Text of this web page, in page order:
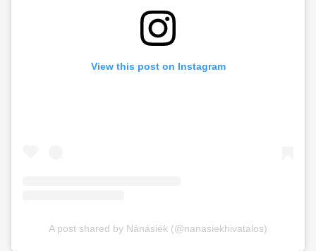
View this post on Instagram
A post shared by Nánásiék (@nanasiekhivatalos)